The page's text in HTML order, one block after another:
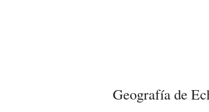
Geografía de